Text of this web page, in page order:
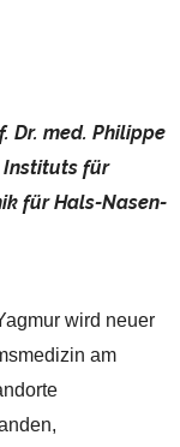
Dr. med. Philippe
Instituts für
für Hals-Nasen-
wird neuer
am